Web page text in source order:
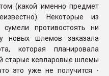
(какой именно предмет
Некоторые из
противостоять ни
новых шлемов заказала
которая планировала
старые кевларовые шлемы
это уже не получится -